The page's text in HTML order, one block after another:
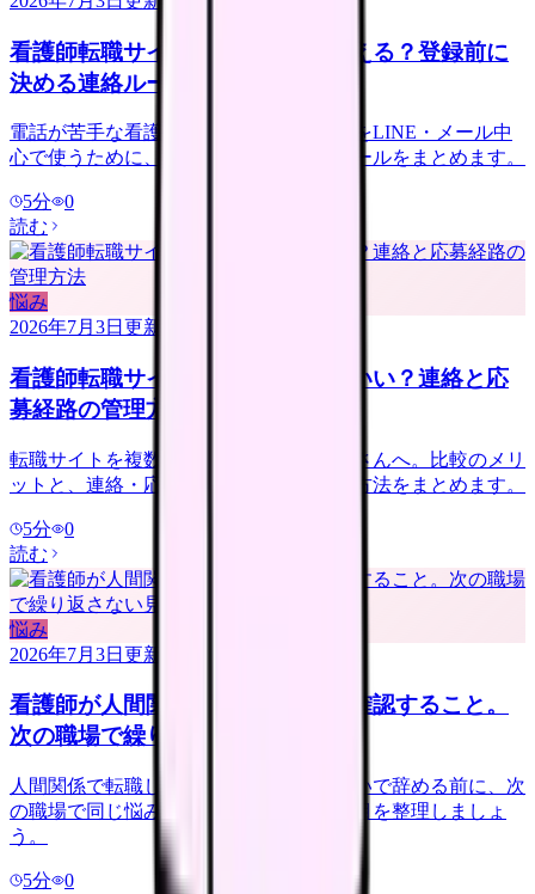
看護師転職サイトは電話なしで使える？登録前に
決める連絡ルール
電話が苦手な看護師さんへ。転職サイトをLINE・メール中
心で使うために、登録前に決める連絡ルールをまとめます。
5分
0
読む
悩み
2026年7月3日 更新
看護師転職サイトは複数登録していい？連絡と応
募経路の管理方法
転職サイトを複数登録するか迷う看護師さんへ。比較のメリ
ットと、連絡・応募経路で疲れない管理方法をまとめます。
5分
0
読む
悩み
2026年7月3日 更新
看護師が人間関係で転職する前に確認すること。
次の職場で繰り返さない見方
人間関係で転職したい看護師さんへ。勢いで辞める前に、次
の職場で同じ悩みを繰り返さない確認項目を整理しましょ
う。
5分
0